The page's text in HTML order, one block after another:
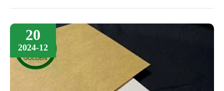
20
2024-12